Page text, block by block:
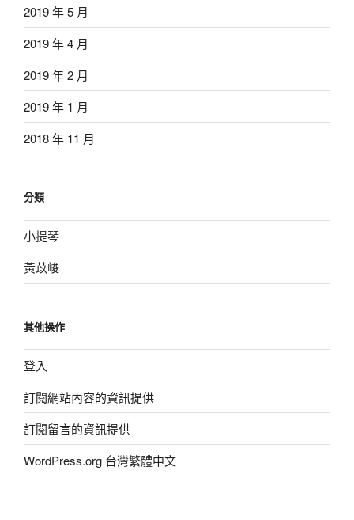
2019 年 5 月
2019 年 4 月
2019 年 2 月
2019 年 1 月
2018 年 11 月
分類
小提琴
黃苡峻
其他操作
登入
訂閱網站內容的資訊提供
訂閱留言的資訊提供
WordPress.org 台灣繁體中文